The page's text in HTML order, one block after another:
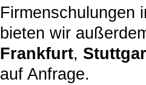
Firmenschulungen
bieten wir
Frankfurt,
auf Anfrage.